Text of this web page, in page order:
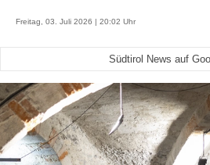
Freitag, 03. Juli 2026 | 20:02 Uhr
Südtirol News auf